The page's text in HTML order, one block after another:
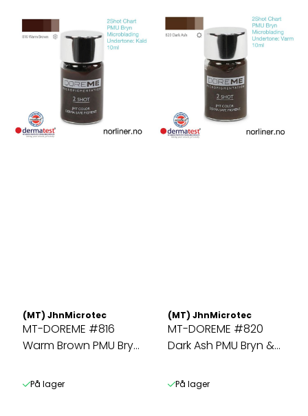
(MT) JhnMicrotec
MT-DOREME #816
Warm Brown PMU Bryn
På lager
(MT) JhnMicrotec
MT-DOREME #820
Dark Ash PMU Bryn &
På lager